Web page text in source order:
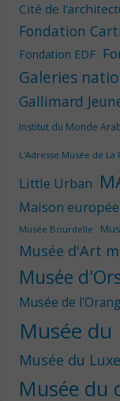
Cité de
Fondation
Fondation EDF
Galeries
Gallimard
Institut du Monde
L'Adresse Musée de La
Little Urban
Maison
Musée Bourdelle
Musée d'Art
Musée
Musée de
Musée du
Musée du
Musée du